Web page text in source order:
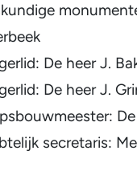
De heer J.
De heer J.
secretaris: